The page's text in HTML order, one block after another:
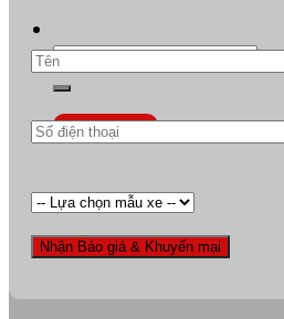
Search
for:
Báo Giá nét